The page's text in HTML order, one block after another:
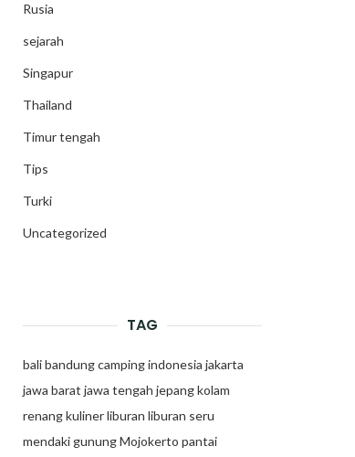
Rusia
sejarah
Singapur
Thailand
Timur tengah
Tips
Turki
Uncategorized
TAG
bali bandung camping indonesia jakarta
jawa barat jawa tengah jepang kolam
renang kuliner liburan liburan seru
mendaki gunung Mojokerto pantai